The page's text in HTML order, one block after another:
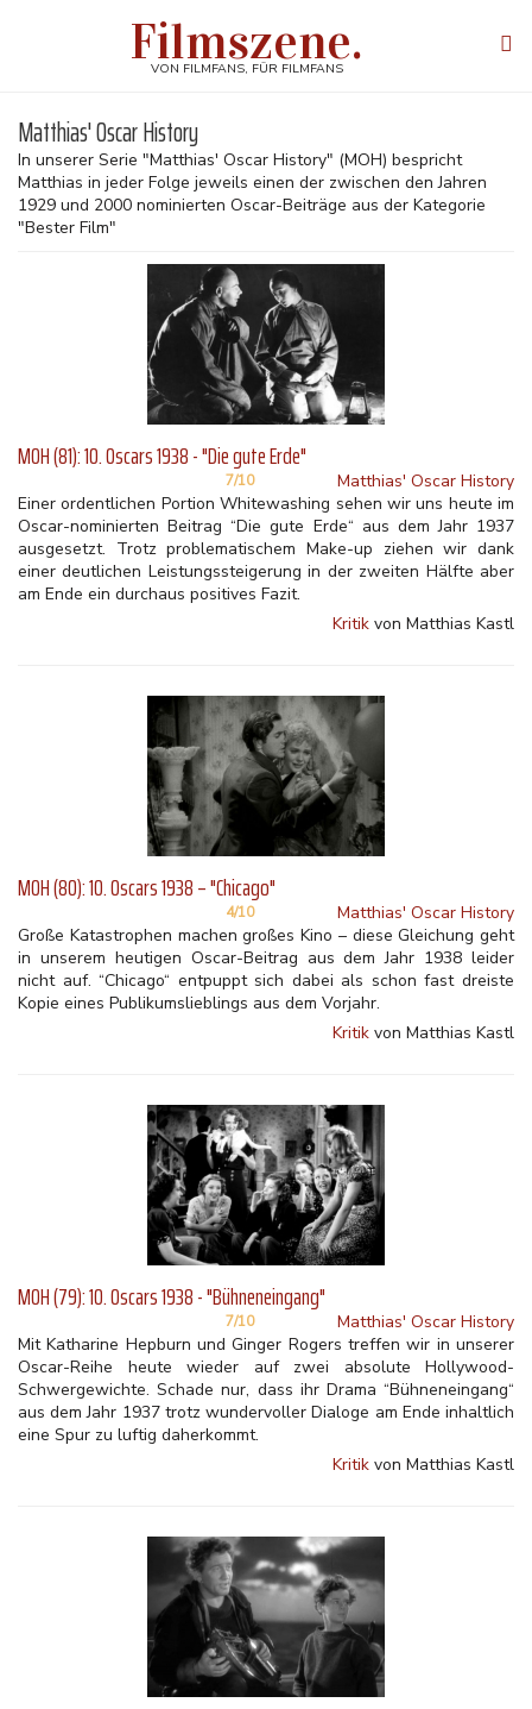
Filmszene.
VON FILMFANS, FÜR FILMFANS
Matthias' Oscar History
In unserer Serie "Matthias' Oscar History" (MOH) bespricht
Matthias in jeder Folge jeweils einen der zwischen den Jahren
1929 und 2000 nominierten Oscar-Beiträge aus der Kategorie
"Bester Film"
MOH (81): 10. Oscars 1938 - "Die gute Erde"
7/10
Matthias' Oscar History
Einer ordentlichen Portion Whitewashing sehen wir uns heute im
Oscar-nominierten Beitrag “Die gute Erde“ aus dem Jahr 1937
ausgesetzt. Trotz problematischem Make-up ziehen wir dank
einer deutlichen Leistungssteigerung in der zweiten Hälfte aber
am Ende ein durchaus positives Fazit.
Kritik von Matthias Kastl
MOH (80): 10. Oscars 1938 – "Chicago"
4/10
Matthias' Oscar History
Große Katastrophen machen großes Kino – diese Gleichung geht
in unserem heutigen Oscar-Beitrag aus dem Jahr 1938 leider
nicht auf. “Chicago“ entpuppt sich dabei als schon fast dreiste
Kopie eines Publikumslieblings aus dem Vorjahr.
Kritik von Matthias Kastl
MOH (79): 10. Oscars 1938 - "Bühneneingang"
7/10
Matthias' Oscar History
Mit Katharine Hepburn und Ginger Rogers treffen wir in unserer
Oscar-Reihe heute wieder auf zwei absolute Hollywood-
Schwergewichte. Schade nur, dass ihr Drama “Bühneneingang“
aus dem Jahr 1937 trotz wundervoller Dialoge am Ende inhaltlich
eine Spur zu luftig daherkommt.
Kritik von Matthias Kastl